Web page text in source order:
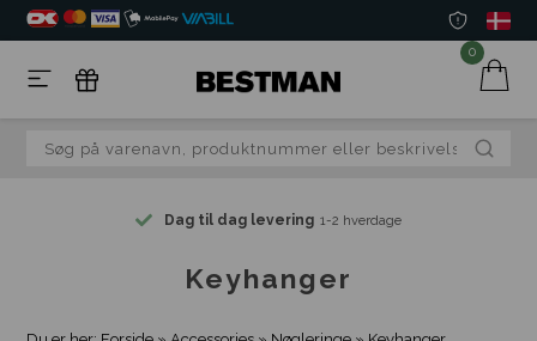
0
Dag til dag levering 1-2 hverdage
Keyhanger